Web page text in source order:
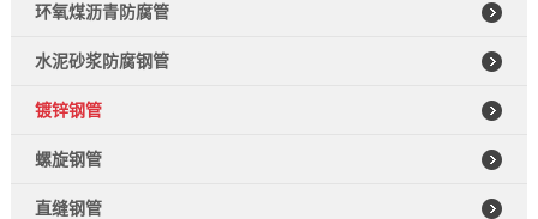
环氧煤沥青防腐管
水泥砂浆防腐钢管
镀锌钢管
螺旋钢管
直缝钢管